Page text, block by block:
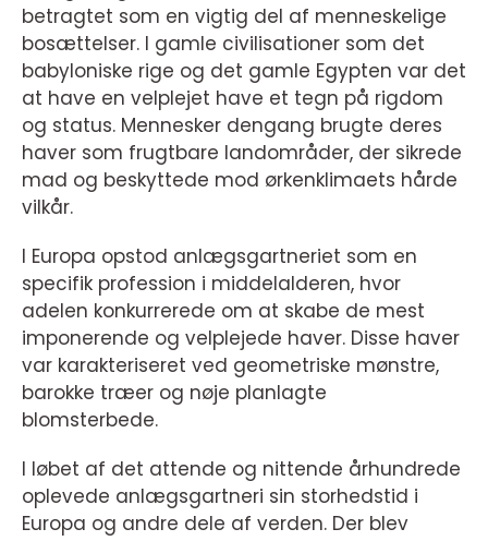
betragtet som en vigtig del af menneskelige
bosættelser. I gamle civilisationer som det
babyloniske rige og det gamle Egypten var det
at have en velplejet have et tegn på rigdom
og status. Mennesker dengang brugte deres
haver som frugtbare landområder, der sikrede
mad og beskyttede mod ørkenklimaets hårde
vilkår.
I Europa opstod anlægsgartneriet som en
specifik profession i middelalderen, hvor
adelen konkurrerede om at skabe de mest
imponerende og velplejede haver. Disse haver
var karakteriseret ved geometriske mønstre,
barokke træer og nøje planlagte
blomsterbede.
I løbet af det attende og nittende århundrede
oplevede anlægsgartneri sin storhedstid i
Europa og andre dele af verden. Der blev